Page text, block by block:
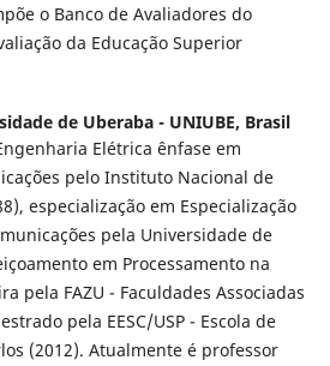
o Banco de Avaliadores do
da Educação Superior
de Uberaba - UNIUBE, Brasil
Elétrica ênfase em
pelo Instituto Nacional de
especialização em Especialização
pela Universidade de
em Processamento na
pela FAZU - Faculdades Associadas
pela EESC/USP - Escola de
(2012). Atualmente é professor